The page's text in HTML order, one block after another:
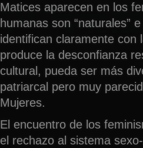
Matices aparecen en los
humanas son “naturales”
identifican claramente con
produce la desconfianza
cultural, pueda ser más
patriarcal pero muy
Mujeres.
El encuentro de los
el rechazo al sistema